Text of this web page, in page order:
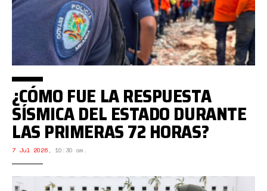
¿CÓMO FUE LA RESPUESTA
SÍSMICA DEL ESTADO DURANTE
LAS PRIMERAS 72 HORAS?
7 Jul 2026, 10:30 am.